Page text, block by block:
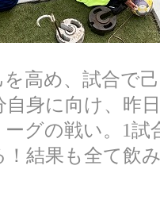
を高め、試合で
身に向け、昨
グの戦い。1試
！結果も全て飲